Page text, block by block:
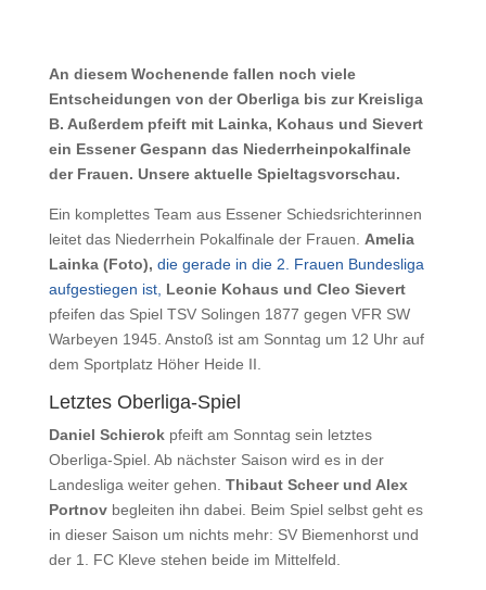
An diesem Wochenende fallen noch viele
Entscheidungen von der Oberliga bis zur Kreisliga
B. Außerdem pfeift mit Lainka, Kohaus und Sievert
ein Essener Gespann das Niederrheinpokalfinale
der Frauen. Unsere aktuelle Spieltagsvorschau.
Ein komplettes Team aus Essener Schiedsrichterinnen
leitet das Niederrhein Pokalfinale der Frauen. Amelia
Lainka (Foto), die gerade in die 2. Frauen Bundesliga
aufgestiegen ist, Leonie Kohaus und Cleo Sievert
pfeifen das Spiel TSV Solingen 1877 gegen VFR SW
Warbeyen 1945. Anstoß ist am Sonntag um 12 Uhr auf
dem Sportplatz Höher Heide II.
Letztes Oberliga-Spiel
Daniel Schierokpfeift am Sonntag sein letztes
Oberliga-Spiel. Ab nächster Saison wird es in der
Landesliga weiter gehen. Thibaut Scheer und Alex
Portnovbegleiten ihn dabei. Beim Spiel selbst geht es
in dieser Saison um nichts mehr: SV Biemenhorst und
der 1. FC Kleve stehen beide im Mittelfeld.